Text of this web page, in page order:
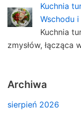
Kuchnia
Wschodu
Kuchnia
zmysłów, łącząca
Archiwa
sierpień 2026